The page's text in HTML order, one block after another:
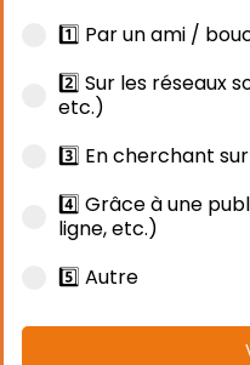
1️⃣ Par un ami /
2️⃣ Sur les réseaux
etc.)
3️⃣ En cherchant
4️⃣ Grâce à une
ligne, etc.)
5️⃣ Autre